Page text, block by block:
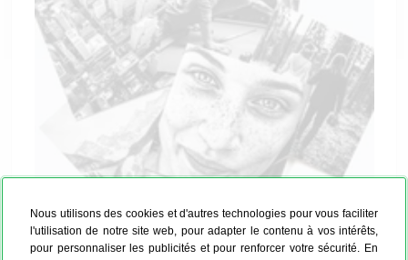
Nous utilisons des cookies et d'autres technologies pour vous faciliter
l'utilisation de notre site web, pour adapter le contenu à vos intérêts,
pour personnaliser les publicités et pour renforcer votre sécurité. En
Le tirage photo noir et blanc pour toutes
vos photos